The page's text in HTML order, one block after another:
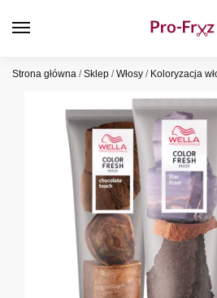
Strona główna /Sklep /Włosy / Koloryzacja